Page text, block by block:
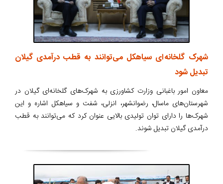
شهرک گلخانه ای سیاهکل می‌توانند به قطب درآمدی گیلان
تبدیل شود
معاون امور باغبانی وزارت کشاورزی به شهرک‌های گلخانه‌ای گیلان در
شهرستان‌های ماسال، رضوانشهر، انزلی، شفت و سیاهکل اشاره و این
شهرک‌ها را دارای توان تولیدی بالایی عنوان کرد که می‌توانند به قطب
درآمدی گیلان تبدیل شوند.